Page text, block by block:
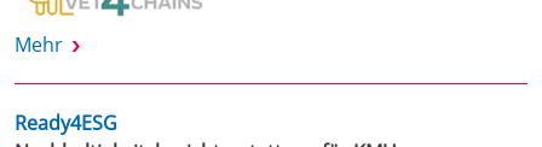
Mehr
Ready4ESG